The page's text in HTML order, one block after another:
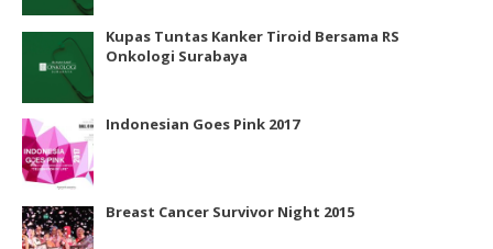
Kupas Tuntas Kanker Tiroid Bersama RS
Onkologi Surabaya
Indonesian Goes Pink 2017
Breast Cancer Survivor Night 2015